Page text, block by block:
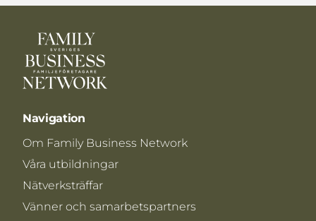
Navigation
Om Family Business Network
Våra utbildningar
Nätverksträffar
Vänner och samarbetspartners